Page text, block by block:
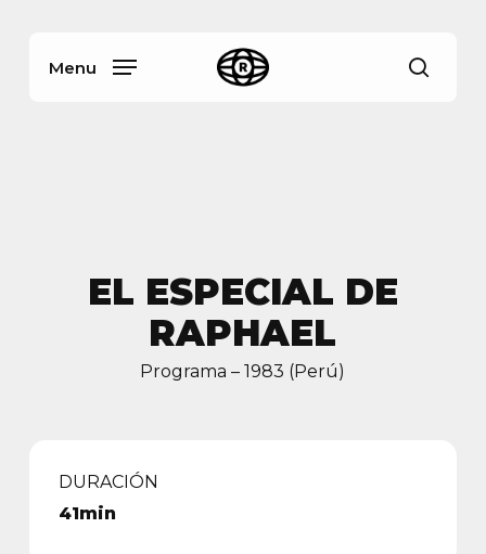
Menu
EL ESPECIAL DE
RAPHAEL
Programa – 1983 (Perú)
DURACIÓN
41min